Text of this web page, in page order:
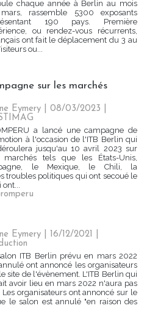
chaque année à Berlin au mois
rassemble 5300 exposants
190 pays. Première
ou rendez-vous récurrents,
ont fait le déplacement du 3 au
ou...
sur les marchés
Eymery | 08/03/2023
a lancé une campagne de
à l'occasion de l'ITB Berlin qui
jusqu'au 10 avril 2023 sur
marchés tels que les États-Unis,
le Mexique, le Chili, la
troubles politiques qui ont secoué le
Eymery | 16/12/2021
ITB Berlin prévu en mars 2022
ont annoncé les organisateurs
site de l'évènement. L'ITB Berlin qui
avoir lieu en mars 2022 n'aura pas
Les organisateurs ont annoncé sur le
le salon est annulé "en raison des